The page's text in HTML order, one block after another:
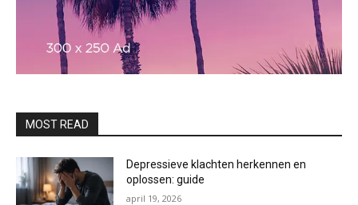
MOST READ
Depressieve klachten herkennen en
oplossen: guide
april 19, 2026